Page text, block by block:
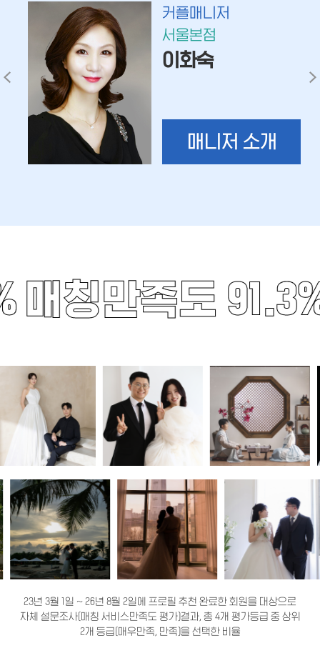
커플매니저
서울본점
이화숙
매니저 소개
매칭만족도
23년 3월 1일 ~ 26년 8월 2일에 프로필 추천 완료한 회원을 대상으로
자체 설문조사(매칭 서비스만족도 평가)결과, 총 4개 평가등급 중 상위
2개 등급(매우만족, 만족)을 선택한 비율